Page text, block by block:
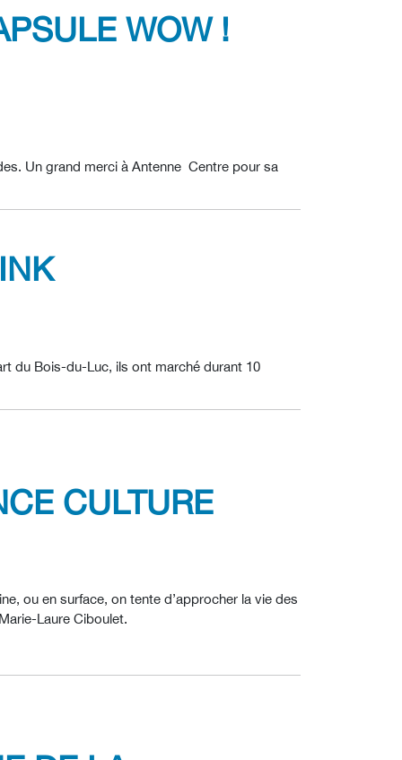
WOW !
Un grand merci à Antenne Centre pour sa
du Bois-du-Luc, ils ont marché durant 10
CULTURE
ou en surface, on tente d’approcher la vie des
Laure Ciboulet.